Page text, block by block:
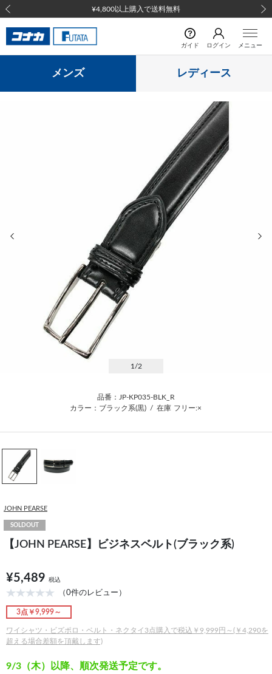
¥4,800以上購入で送料無料
前の画像
ガイド ログイン メニュー
メンズ レディース
1 /2
品番：JP-KP035-BLK_R
カラー：ブラック系(黒)
/ 在庫 フリー:×
JOHN PEARSE
SOLDOUT
【JOHN PEARSE】ビジネスベルト(ブラック系)
¥5,489 税込
（0件のレビュー）
3点￥9,999～
ワイシャツ・ビズポロ・ベルト・ネクタイ3点購入で税込￥9,999円～(￥4,290を
超える場合差額を頂戴します)
9/3（木）以降、順次発送予定です。